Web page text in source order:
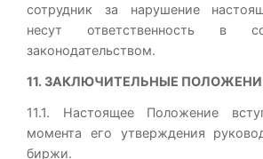
сотрудник за нарушение
несут ответственность в
законодательством.
11. ЗАКЛЮЧИТЕЛЬНЫЕ
11.1. Настоящее Положение
момента его утверждения
биржи.